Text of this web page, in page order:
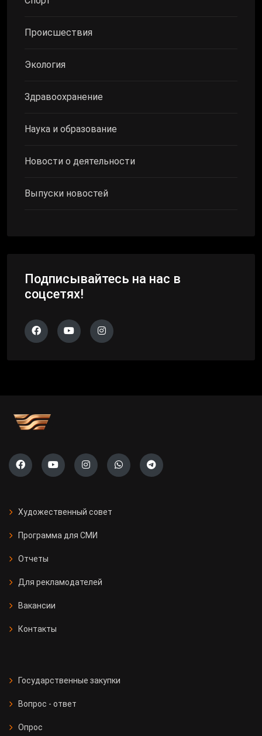
Происшествия
Экология
Здравоохранение
Наука и образование
Новости о деятельности
Выпуски новостей
Подписывайтесь на нас в
соцсетях!
Художественный совет
Программа для СМИ
Отчеты
Для рекламодателей
Вакансии
Контакты
Государственные закупки
Вопрос - ответ
Опрос